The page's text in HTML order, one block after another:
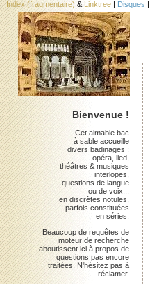
Index (fragmentaire) & Linktree | Disques |
Bienvenue !
Cet aimable bac
à sable accueille
divers badinages :
opéra, lied,
théâtres & musiques
interlopes,
questions de langue
ou de voix...
en discrètes notules,
parfois constituées
en séries.
Beaucoup de requêtes de
moteur de recherche
aboutissent ici à propos de
questions pas encore
traitées. N'hésitez pas à
réclamer.